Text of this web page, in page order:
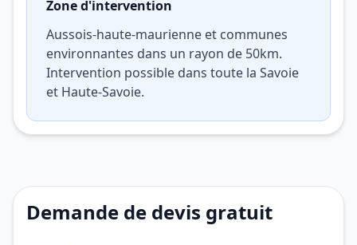
Zone d'intervention
Aussois-haute-maurienne et communes
environnantes dans un rayon de 50km.
Intervention possible dans toute la Savoie
et Haute-Savoie.
Demande de devis gratuit